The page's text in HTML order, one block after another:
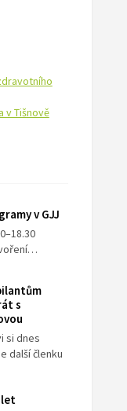
v Tišnově
v GJJ
s
si dnes
další členku
let